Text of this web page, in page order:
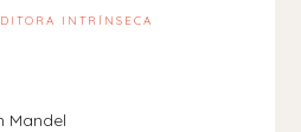
INTRÍNSECA
Mandel